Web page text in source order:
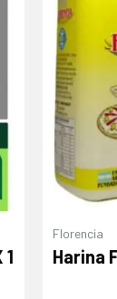
de
Florencia
Harina